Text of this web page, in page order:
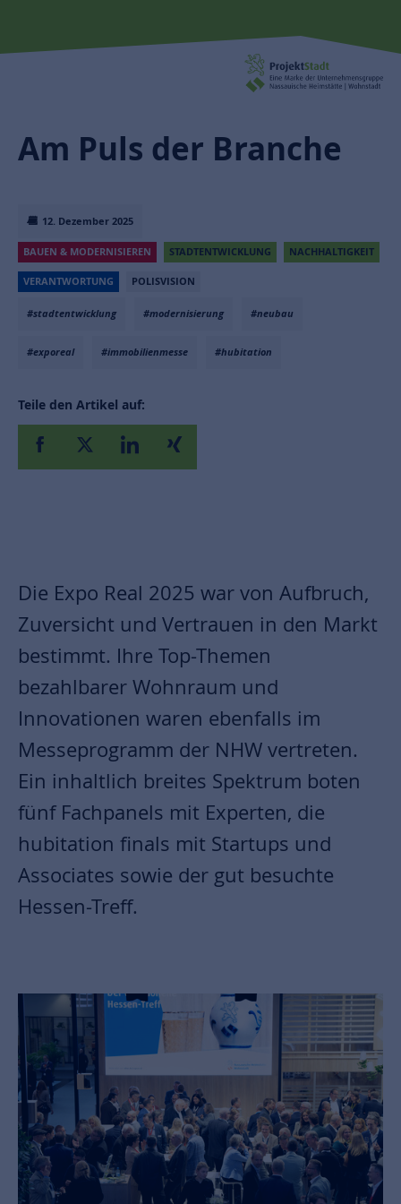
12. Dezember 2025
BAUEN & MODERNISIEREN STADTENTWICKLUNG NACHHALTIGKEIT
VERANTWORTUNG POLISVISION
#stadtentwicklung #modernisierung #neubau
#exporeal #immobilienmesse #hubitation
Teile den Artikel auf:
Am Puls der Branche
Die Expo Real 2025 war von Aufbruch,
Zuversicht und Vertrauen in den Markt
bestimmt. Ihre Top-Themen
bezahlbarer Wohnraum und
Innovationen waren ebenfalls im
Messeprogramm der NHW vertreten.
Ein inhaltlich breites Spektrum boten
fünf Fachpanels mit Experten, die
hubitation finals mit Startups und
Associates sowie der gut besuchte
Hessen-Treff.